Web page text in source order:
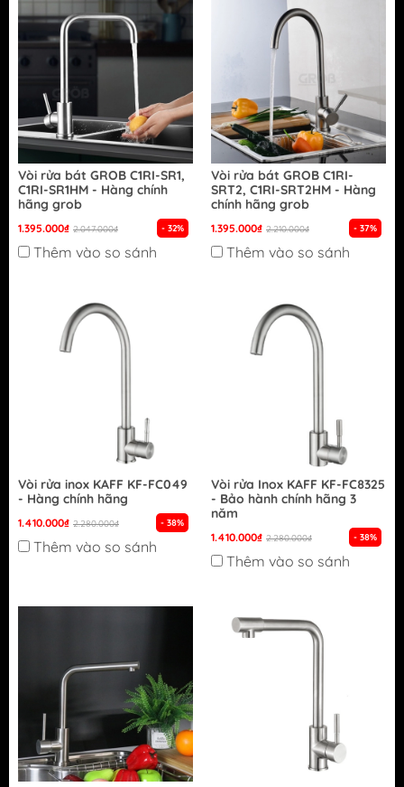
Vòi rửa bát GROB C1RI-SR1,
C1RI-SR1HM - Hàng chính
hãng grob
1.395.000₫ 2.047.000₫ - 32%
Thêm vào so sánh
Vòi rửa bát GROB C1RI-
SRT2, C1RI-SRT2HM - Hàng
chính hãng grob
1.395.000₫ 2.210.000₫ - 37%
Thêm vào so sánh
Vòi rửa inox KAFF KF-FC049
- Hàng chính hãng
1.410.000₫ 2.280.000₫ - 38%
Thêm vào so sánh
Vòi rửa Inox KAFF KF-FC8325
- Bảo hành chính hãng 3
năm
1.410.000₫ 2.280.000₫ - 38%
Thêm vào so sánh